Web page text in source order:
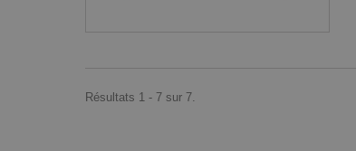
Résultats 1 - 7 sur 7.